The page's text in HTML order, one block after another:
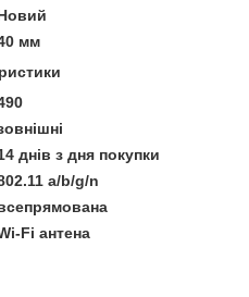
мм
днів з дня покупки
a/b/g/n
Fi антена